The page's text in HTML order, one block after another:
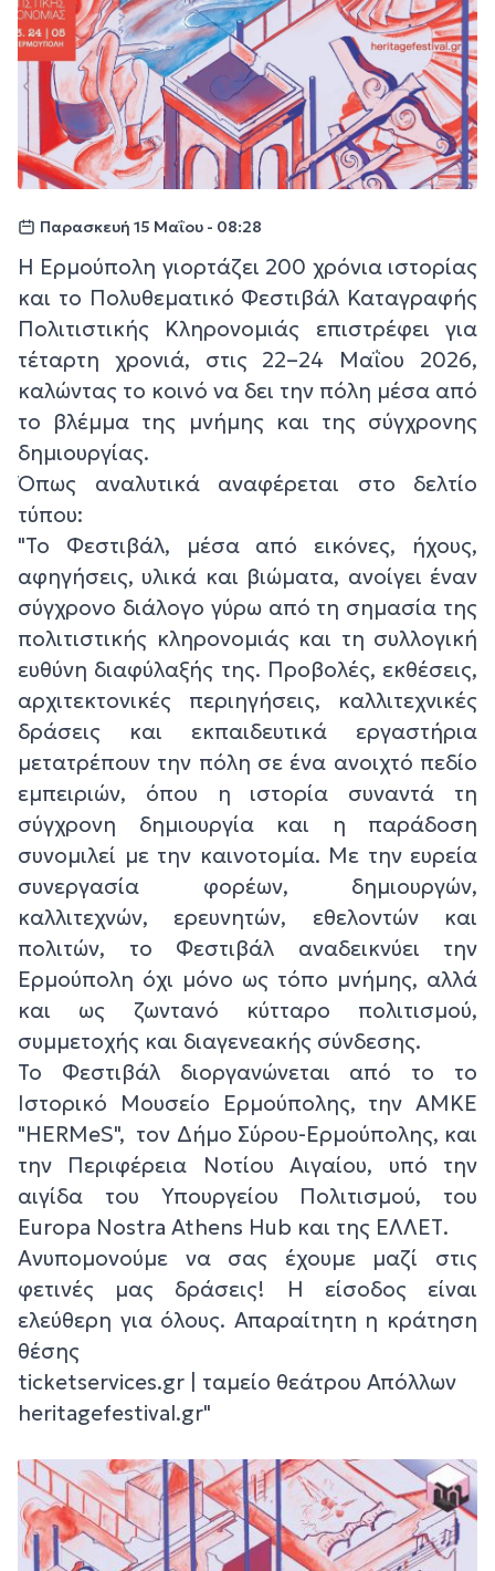
Παρασκευή 15 Μαΐου - 08:28
Η Ερμούπολη γιορτάζει 200 χρόνια ιστορίας
και το Πολυθεματικό Φεστιβάλ Καταγραφής
Πολιτιστικής Κληρονομιάς επιστρέφει για
τέταρτη χρονιά, στις 22–24 Μαΐου 2026,
καλώντας το κοινό να δει την πόλη μέσα από
το βλέμμα της μνήμης και της σύγχρονης
δημιουργίας.
Όπως αναλυτικά αναφέρεται στο δελτίο
τύπου:
"Το Φεστιβάλ, μέσα από εικόνες, ήχους,
αφηγήσεις, υλικά και βιώματα, ανοίγει έναν
σύγχρονο διάλογο γύρω από τη σημασία της
πολιτιστικής κληρονομιάς και τη συλλογική
ευθύνη διαφύλαξής της. Προβολές, εκθέσεις,
αρχιτεκτονικές περιηγήσεις, καλλιτεχνικές
δράσεις και εκπαιδευτικά εργαστήρια
μετατρέπουν την πόλη σε ένα ανοιχτό πεδίο
εμπειριών, όπου η ιστορία συναντά τη
σύγχρονη δημιουργία και η παράδοση
συνομιλεί με την καινοτομία. Με την ευρεία
συνεργασία φορέων, δημιουργών,
καλλιτεχνών, ερευνητών, εθελοντών και
πολιτών, το Φεστιβάλ αναδεικνύει την
Ερμούπολη όχι μόνο ως τόπο μνήμης, αλλά
και ως ζωντανό κύτταρο πολιτισμού,
συμμετοχής και διαγενεακής σύνδεσης.
Το Φεστιβάλ διοργανώνεται από το το
Ιστορικό Μουσείο Ερμούπολης, την ΑΜΚΕ
"HERMeS", τον Δήμο Σύρου-Ερμούπολης, και
την Περιφέρεια Νοτίου Αιγαίου, υπό την
αιγίδα του Υπουργείου Πολιτισμού, του
Europa Nostra Athens Hub και της ΕΛΛΕΤ.
Ανυπομονούμε να σας έχουμε μαζί στις
φετινές μας δράσεις! Η είσοδος είναι
ελεύθερη για όλους. Απαραίτητη η κράτηση
θέσης
ticketservices.gr | ταμείο θεάτρου Απόλλων
heritagefestival.gr"